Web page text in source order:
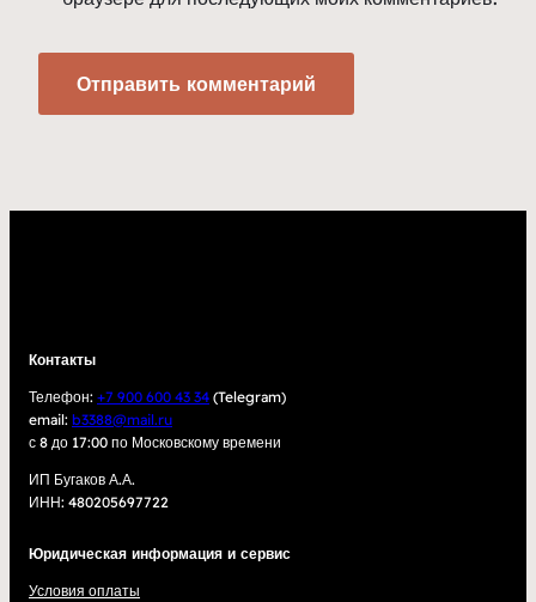
Контакты
Телефон: +7 900 600 43 34 (Telegram)
email: b3388@mail.ru
с 8 до 17:00 по Московскому времени
ИП Бугаков А.А.
ИНН: 480205697722
Юридическая информация и сервис
Условия оплаты